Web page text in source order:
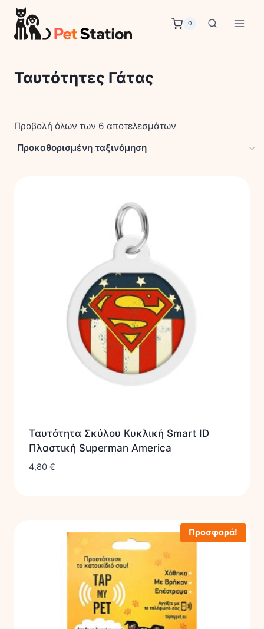
Skip
content
0
Ταυτότητες Γάτας
Προβολή όλων των 6 αποτελεσμάτων
Ταυτότητα Σκύλου Κυκλική Smart ID
Πλαστική Superman America
4,80 €
Προσφορά!